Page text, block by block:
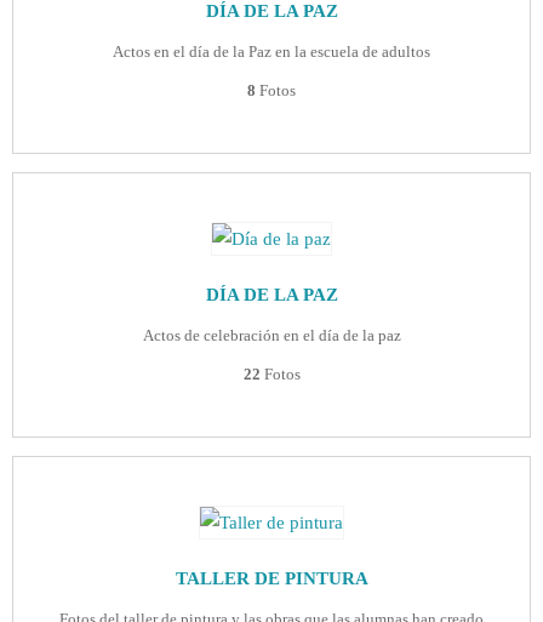
DÍA DE LA PAZ
Actos en el día de la Paz en la escuela de adultos
8 Fotos
DÍA DE LA PAZ
Actos de celebración en el día de la paz
22 Fotos
TALLER DE PINTURA